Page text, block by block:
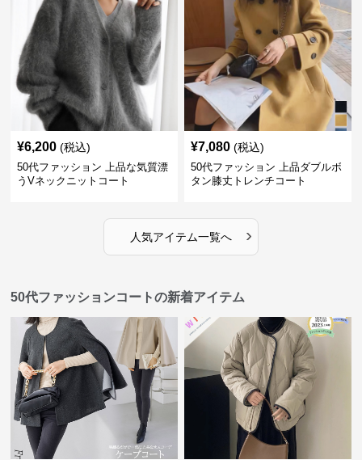
¥6,200 (税込)
50代ファッション 上品な気質漂
うVネックニットコート
¥7,080 (税込)
50代ファッション 上品ダブルボ
タン膝丈トレンチコート
人気アイテム一覧へ ›
50代ファッションコートの新着アイテム